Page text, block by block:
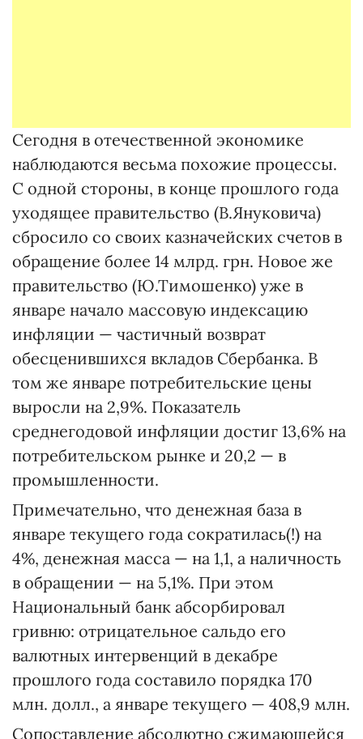
Сегодня в отечественной экономике
наблюдаются весьма похожие процессы.
С одной стороны, в конце прошлого года
уходящее правительство (В.Януковича)
сбросило со своих казначейских счетов в
обращение более 14 млрд. грн. Новое же
правительство (Ю.Тимошенко) уже в
январе начало массовую индексацию
инфляции — частичный возврат
обесценившихся вкладов Сбербанка. В
том же январе потребительские цены
выросли на 2,9%. Показатель
среднегодовой инфляции достиг 13,6% на
потребительском рынке и 20,2 — в
промышленности.
Примечательно, что денежная база в
январе текущего года сократилась(!) на
4%, денежная масса — на 1,1, а наличность
в обращении — на 5,1%. При этом
Национальный банк абсорбировал
гривню: отрицательное сальдо его
валютных интервенций в декабре
прошлого года составило порядка 170
млн. долл., а январе текущего — 408,9 млн.
Сопоставление абсолютно сжимающейся